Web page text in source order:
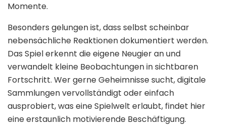
Momente.
Besonders gelungen ist, dass selbst scheinbar
nebensächliche Reaktionen dokumentiert werden.
Das Spiel erkennt die eigene Neugier an und
verwandelt kleine Beobachtungen in sichtbaren
Fortschritt. Wer gerne Geheimnisse sucht, digitale
Sammlungen vervollständigt oder einfach
ausprobiert, was eine Spielwelt erlaubt, findet hier
eine erstaunlich motivierende Beschäftigung.